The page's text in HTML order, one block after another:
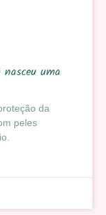
uma
da
peles